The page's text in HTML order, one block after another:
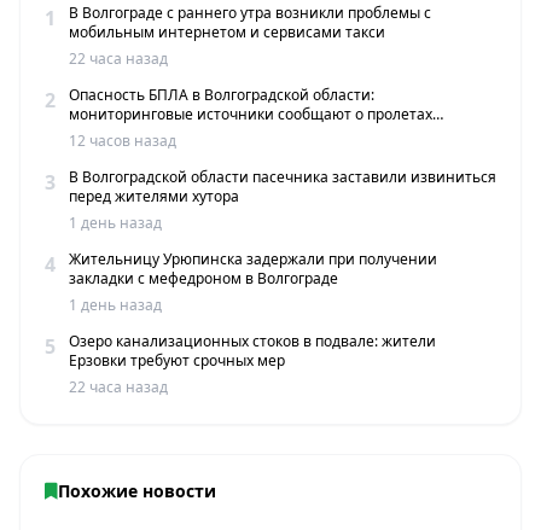
1
В Волгограде с раннего утра возникли проблемы с
мобильным интернетом и сервисами такси
22 часа назад
2
Опасность БПЛА в Волгоградской области:
мониторинговые источники сообщают о пролетах
беспилотников
12 часов назад
3
В Волгоградской области пасечника заставили извиниться
перед жителями хутора
1 день назад
4
Жительницу Урюпинска задержали при получении
закладки с мефедроном в Волгограде
1 день назад
5
Озеро канализационных стоков в подвале: жители
Ерзовки требуют срочных мер
22 часа назад
Похожие новости